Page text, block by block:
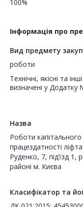
100%
Інформація про
Вид предмету
роботи
Технічні, якісні та
визначені у Додатку
Назва
Роботи
працездатності
Руденко, 7, під’їзд
районі м. Києва
Класифікатор та